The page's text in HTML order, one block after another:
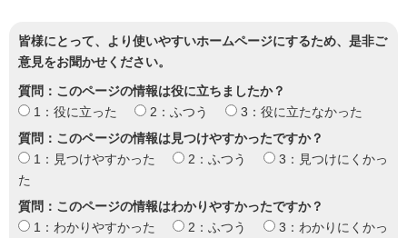
皆様にとって、より使いやすいホームページにするため、是非ご
意見をお聞かせください。
質問：このページの情報は役に立ちましたか？
1：役に立った
2：ふつう
3：役に立たなかった
質問：このページの情報は見つけやすかったですか？
1：見つけやすかった
2：ふつう
3：見つけにくかっ
た
質問：このページの情報はわかりやすかったですか？
1：わかりやすかった
2：ふつう
3：わかりにくかっ